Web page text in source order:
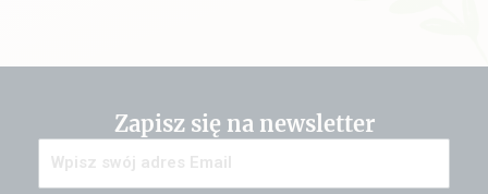
Zapisz się na newsletter